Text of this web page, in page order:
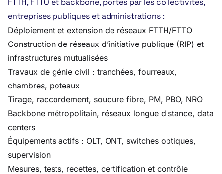
FTTH, FTTO et backbone, portés par les collectivités,
entreprises publiques et administrations :
Déploiement et extension de réseaux FTTH/FTTO
Construction de réseaux d’initiative publique (RIP) et
infrastructures mutualisées
Travaux de génie civil : tranchées, fourreaux,
chambres, poteaux
Tirage, raccordement, soudure fibre, PM, PBO, NRO
Backbone métropolitain, réseaux longue distance, data
centers
Équipements actifs : OLT, ONT, switches optiques,
supervision
Mesures, tests, recettes, certification et contrôle